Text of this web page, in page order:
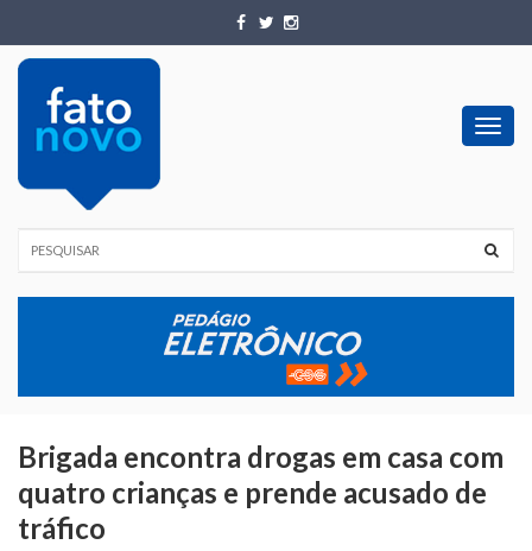
Brigada encontra drogas em casa com
quatro crianças e prende acusado de
tráfico